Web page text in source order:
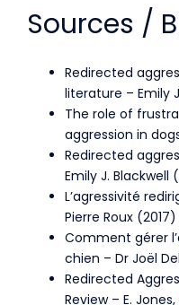
Sources /
Redirected
literature – Emily
The role of
aggression in
Redirected
Emily J. Blackwell
L’agressivité
Pierre Roux (2017)
Comment gérer
chien – Dr Joël
Redirected
Review – E. Jones,